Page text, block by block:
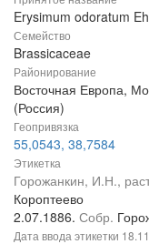
Erysimum odoratum
Семейство
Brassicaceae
Районирование
Восточная Европа,
(Россия)
Геопривязка
55,0543, 38,7584
Этикетка
Горожанкин, И.Н.,
Короптеево
2.07.1886. Собр.
Дата ввода этикетки